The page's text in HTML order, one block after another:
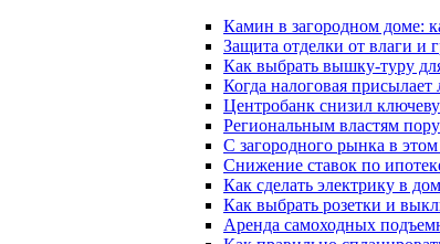
Камин в загородном доме:
Защита отделки от влаги и
Как выбрать вышку-туру
Когда налоговая
Центробанк снизил
Региональным властям
С загородного рынка в
Снижение ставок по
Как сделать электрику в
Как выбрать розетки и
Аренда самоходных